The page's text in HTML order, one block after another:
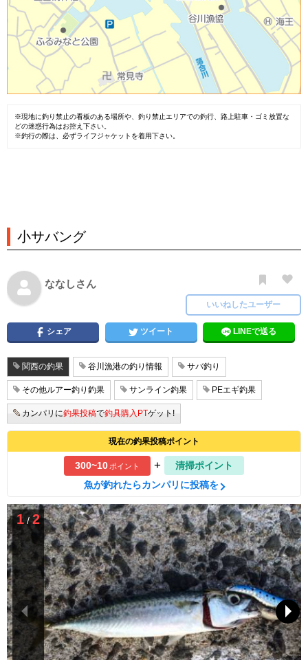
※現地に釣り禁止の看板のある場所や、釣り禁止エリアでの釣行、路上駐車・ゴミ放置な
どの迷惑行為はお控え下さい。
※釣行の際は、必ずライフジャケットを着用下さい。
小サバング
ななしさん
いいねしたユーザー
シェア ツイート LINEで送る
関西の釣果 谷川漁港の釣り情報 サバ釣り
その他ルアー釣り釣果 サンライン釣果 PEエギ釣果
カンパリに釣果投稿で釣具購入PTゲット!
現在の釣果投稿ポイント
300~10ポイント +
清掃ポイント
魚が釣れたらカンパリに投稿を
1 /2